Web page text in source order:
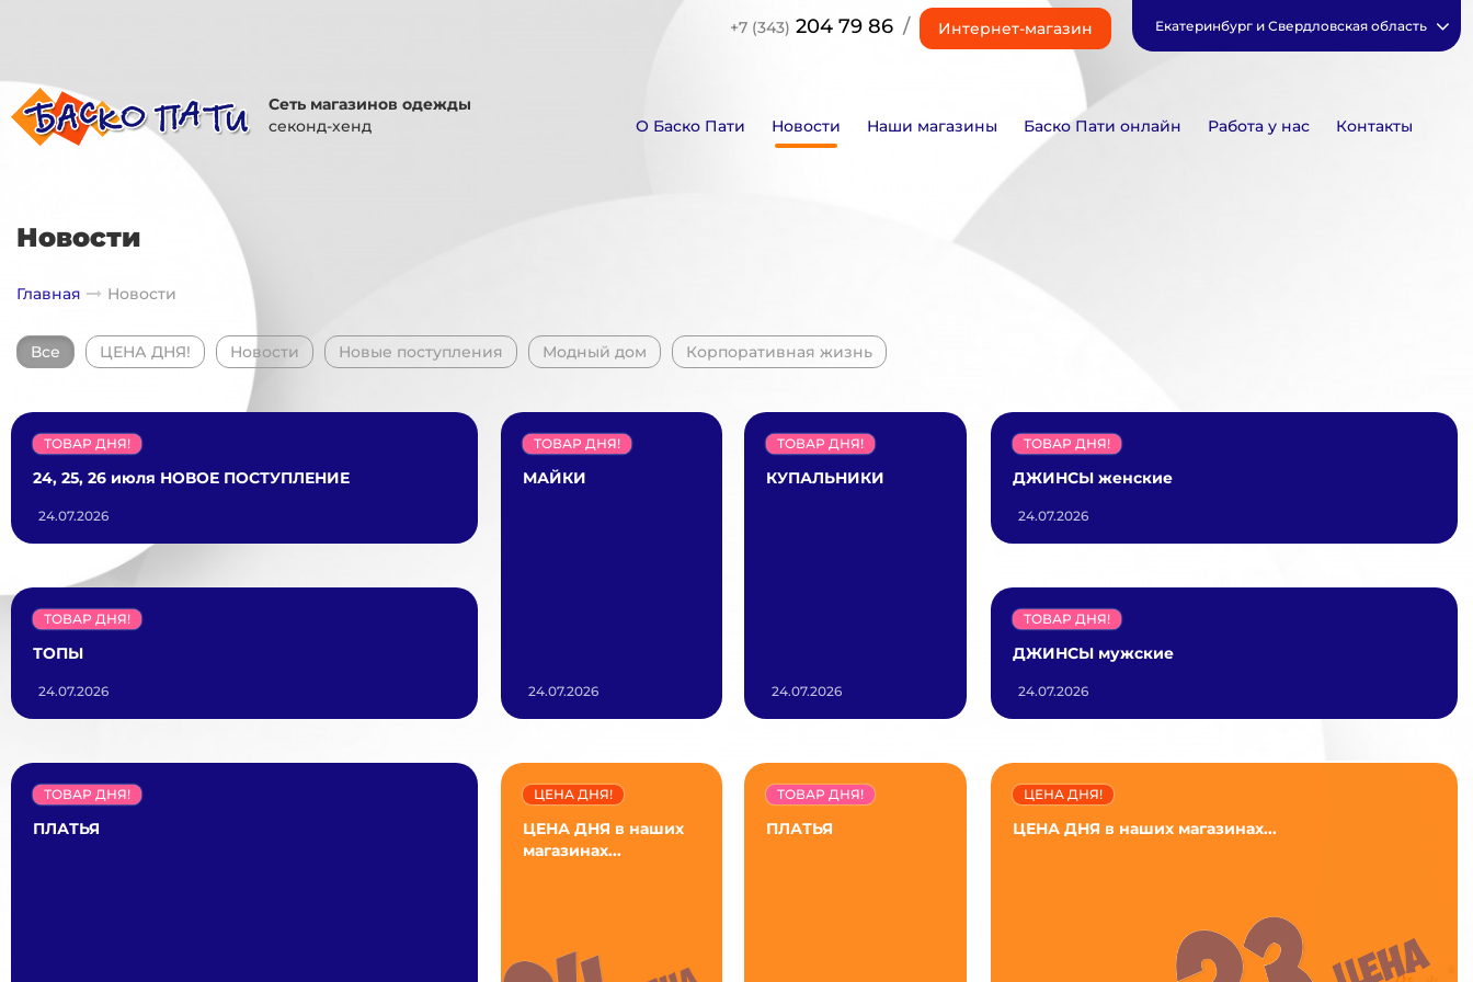
+7 (343) 204 79 86 / Интернет-магазин Екатеринбург и Свердловская область
Сеть магазинов одежды
секонд-хенд
О Баско Пати Новости Наши магазины Баско Пати онлайн Работа у нас Контакты
Новости
Главная Новости
Все ЦЕНА ДНЯ! Новости Новые поступления Модный дом Корпоративная жизнь
24, 25, 26 июля НОВОЕ ПОСТУПЛЕНИЕ
ТОВАР ДНЯ!
24.07.2026
ТОПЫ
ТОВАР ДНЯ!
24.07.2026
МАЙКИ
ТОВАР ДНЯ!
24.07.2026
КУПАЛЬНИКИ
ТОВАР ДНЯ!
24.07.2026
ДЖИНСЫ женские
ТОВАР ДНЯ!
24.07.2026
ДЖИНСЫ мужские
ТОВАР ДНЯ!
24.07.2026
ПЛАТЬЯ
ТОВАР ДНЯ!
ЦЕНА ДНЯ в наших
магазинах...
ЦЕНА ДНЯ!
ПЛАТЬЯ
ТОВАР ДНЯ!
ЦЕНА ДНЯ в наших магазинах...
ЦЕНА ДНЯ!